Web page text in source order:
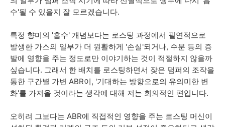
수'될 수 있을지 잘 모르겠습니다.
특정 향미의 '흡수' 개념보다는 로스팅 과정에서 필연적으로
발생한 가스의 일부가 더 원활하게 '손실'되거나, 수분 등의 증
발에 영향을 주는 정도로만 이야기하는 것이 적절하지 않을까
싶습니다. 그래서 한 배치를 로스팅하면서 잦은 댐퍼의 조작을
통한 구간별 가변 ABR이, '기대하는 방향으로의 유의미한 변
화'를 가져올 것이라는 생각에 대해 저는 회의적인 편입니다.
오히려 그보다는 ABR에 직접적인 영향을 주는 로스팅 머신이